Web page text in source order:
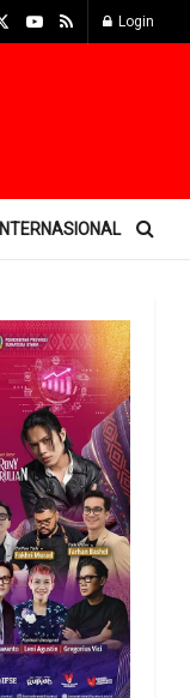
Login
INTERNASIONAL